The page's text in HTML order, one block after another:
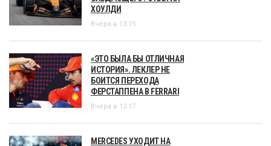
ХОУЛДИ
Вчера в 13:15
«ЭТО БЫЛА БЫ ОТЛИЧНАЯ
ИСТОРИЯ». ЛЕКЛЕР НЕ
БОИТСЯ ПЕРЕХОДА
ФЕРСТАППЕНА В FERRARI
Вчера в 12:17
MERCEDES УХОДИТ НА